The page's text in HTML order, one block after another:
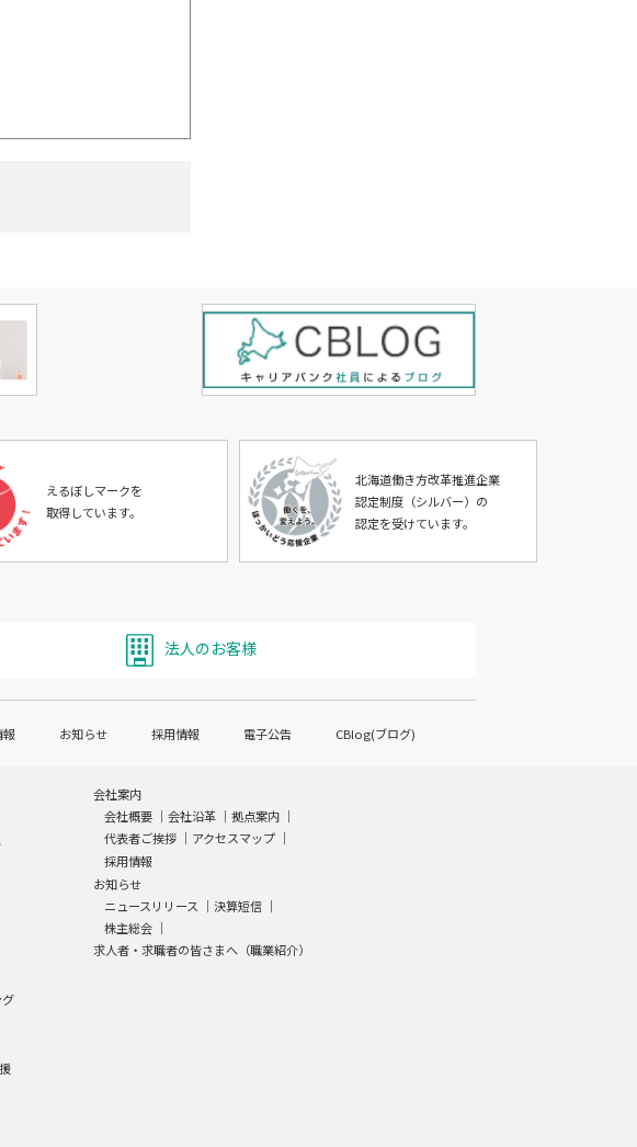
えるぼしマークを
取得しています。
北海道働き方改革推進企業
認定制度（シルバー）の
認定を受けています。
法人のお客様
報 お知らせ 採用情報 電子公告 CBlog(ブログ)
会社案内
会社概要 ｜会社沿革 ｜拠点案内 ｜
代表者ご挨拶 ｜ アクセスマップ ｜
採用情報
お知らせ
ニュースリリース ｜決算短信 ｜
株主総会 ｜
求人者・求職者の皆さまへ（職業紹介）